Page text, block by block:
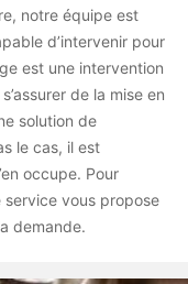
notre équipe est
d’intervenir pour
est une intervention
de la mise en
solution de
le cas, il est
occupe. Pour
vous propose
demande.